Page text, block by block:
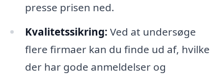
presse prisen ned.
Kvalitetssikring: Ved at undersøge
flere firmaer kan du finde ud af, hvilke
der har gode anmeldelser og